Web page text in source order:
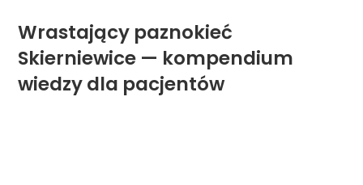
Wrastający paznokieć
Skierniewice — kompendium
wiedzy dla pacjentów